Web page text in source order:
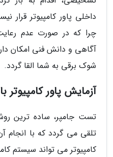
داخلی پاور کامپیوتر
چرا که در صورت عدم
آگاهی و دانش فنی امکان
شوک برقی به شما القا گردد.
آزمایش پاور
تست جامپر، ساده ترین
تلقی می گردد که با انجام
کامپیوتر می تواند سیستم